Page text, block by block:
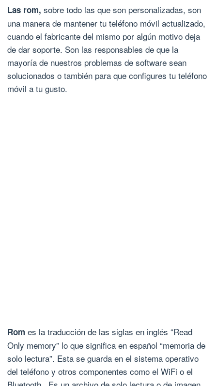
Las rom, sobre todo las que son personalizadas, son
una manera de mantener tu teléfono móvil actualizado,
cuando el fabricante del mismo por algún motivo deja
de dar soporte. Son las responsables de que la
mayoría de nuestros problemas de software sean
solucionados o también para que configures tu teléfono
móvil a tu gusto.
Rom es la traducción de las siglas en inglés “Read
Only memory” lo que significa en español “memoria de
solo lectura”. Esta se guarda en el sistema operativo
del teléfono y otros componentes como el WiFi o el